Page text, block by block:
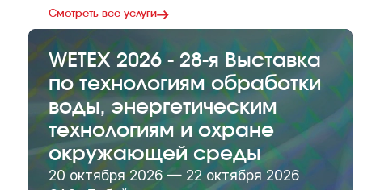
Смотреть все услуги
WETEX 2026 - 28-я Выставка
по технологиям обработки
воды, энергетическим
технологиям и охране
окружающей среды
20 октября 2026 — 22 октября 2026